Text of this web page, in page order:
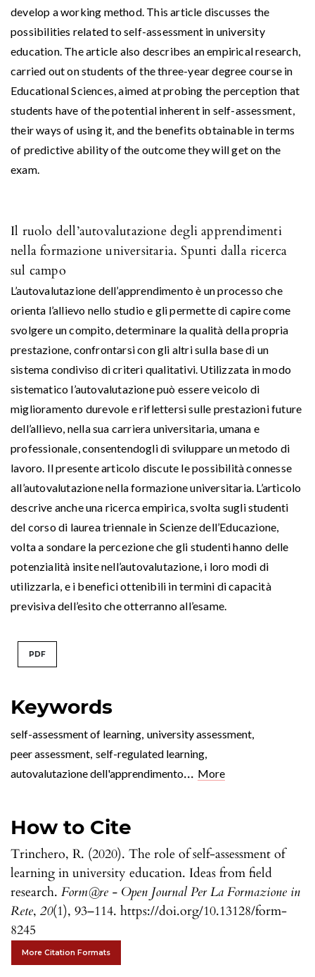
Keywords
self-assessment of learning university assessment
peer assessment self-regulated learning
autovalutazione dell'apprendimento... More
How to Cite
Trinchero, R. (2020). The role of self-assessment of
learning in university education. Ideas from field
research. Form@re - Open Journal Per La Formazione in
Rete, 20(1), 93–114. https://doi.org/10.13128/form-
8245
More Citation Formats
develop a working method. This article discusses the
possibilities related to self-assessment in university
education. The article also describes an empirical research,
carried out on students of the three-year degree course in
Educational Sciences, aimed at probing the perception that
students have of the potential inherent in self-assessment,
their ways of using it, and the benefits obtainable in terms
of predictive ability of the outcome they will get on the
exam.
Il ruolo dell’autovalutazione degli apprendimenti
nella formazione universitaria. Spunti dalla ricerca
sul campo
L’autovalutazione dell’apprendimento è un processo che
orienta l’allievo nello studio e gli permette di capire come
svolgere un compito, determinare la qualità della propria
prestazione, confrontarsi con gli altri sulla base di un
sistema condiviso di criteri qualitativi. Utilizzata in modo
sistematico l’autovalutazione può essere veicolo di
miglioramento durevole e riflettersi sulle prestazioni future
dell’allievo, nella sua carriera universitaria, umana e
professionale, consentendogli di sviluppare un metodo di
lavoro. Il presente articolo discute le possibilità connesse
all’autovalutazione nella formazione universitaria. L’articolo
descrive anche una ricerca empirica, svolta sugli studenti
del corso di laurea triennale in Scienze dell’Educazione,
volta a sondare la percezione che gli studenti hanno delle
potenzialità insite nell’autovalutazione, i loro modi di
utilizzarla, e i benefici ottenibili in termini di capacità
previsiva dell’esito che otterranno all’esame.
PDF